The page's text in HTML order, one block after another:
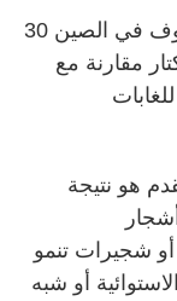
بلغت المساحة الإجمالية لغابات المانغروف في الصين 30
هكتار، بزيادة حوالي 8300 هكتار مقارنة مع
هو نتيجة
شجيرات تنمو
أو شبه